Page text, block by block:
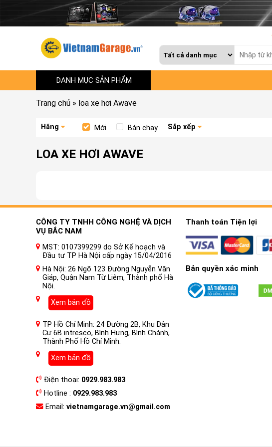
DANH MỤC SẢN PHẨM
Trang chủ » loa xe hơi Awave
Hãng Mới Bán chạy Sắp xếp
LOA XE HƠI AWAVE
CÔNG TY TNHH CÔNG NGHỆ VÀ DỊCH
VỤ BẮC NAM
MST: 0107399299 do Sở Kế hoạch và
Đầu tư TP Hà Nội cấp ngày 15/04/2016
Hà Nội: 26 Ngõ 123 Đường Nguyễn Văn
Giáp, Quận Nam Từ Liêm, Thành phố Hà
Nội.
Xem bản đồ
TP Hồ Chí Minh: 24 Đường 2B, Khu Dân
Cư 6B intresco, Bình Hưng, Bình Chánh,
Thành Phố Hồ Chí Minh.
Xem bản đồ
Điện thoại: 0929.983.983
Hotline : 0929.983.983
Email: vietnamgarage.vn@gmail.com
Thanh toán Tiện lợi
Bản quyền xác minh